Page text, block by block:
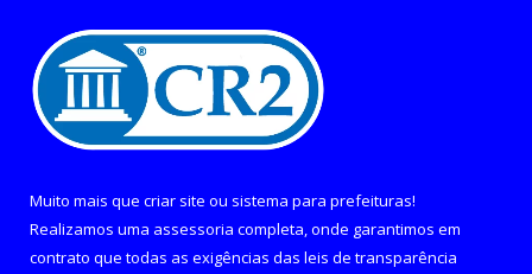
Muito mais que criar site ou sistema para prefeituras!
Realizamos uma assessoria completa, onde garantimos em
contrato que todas as exigências das leis de transparência